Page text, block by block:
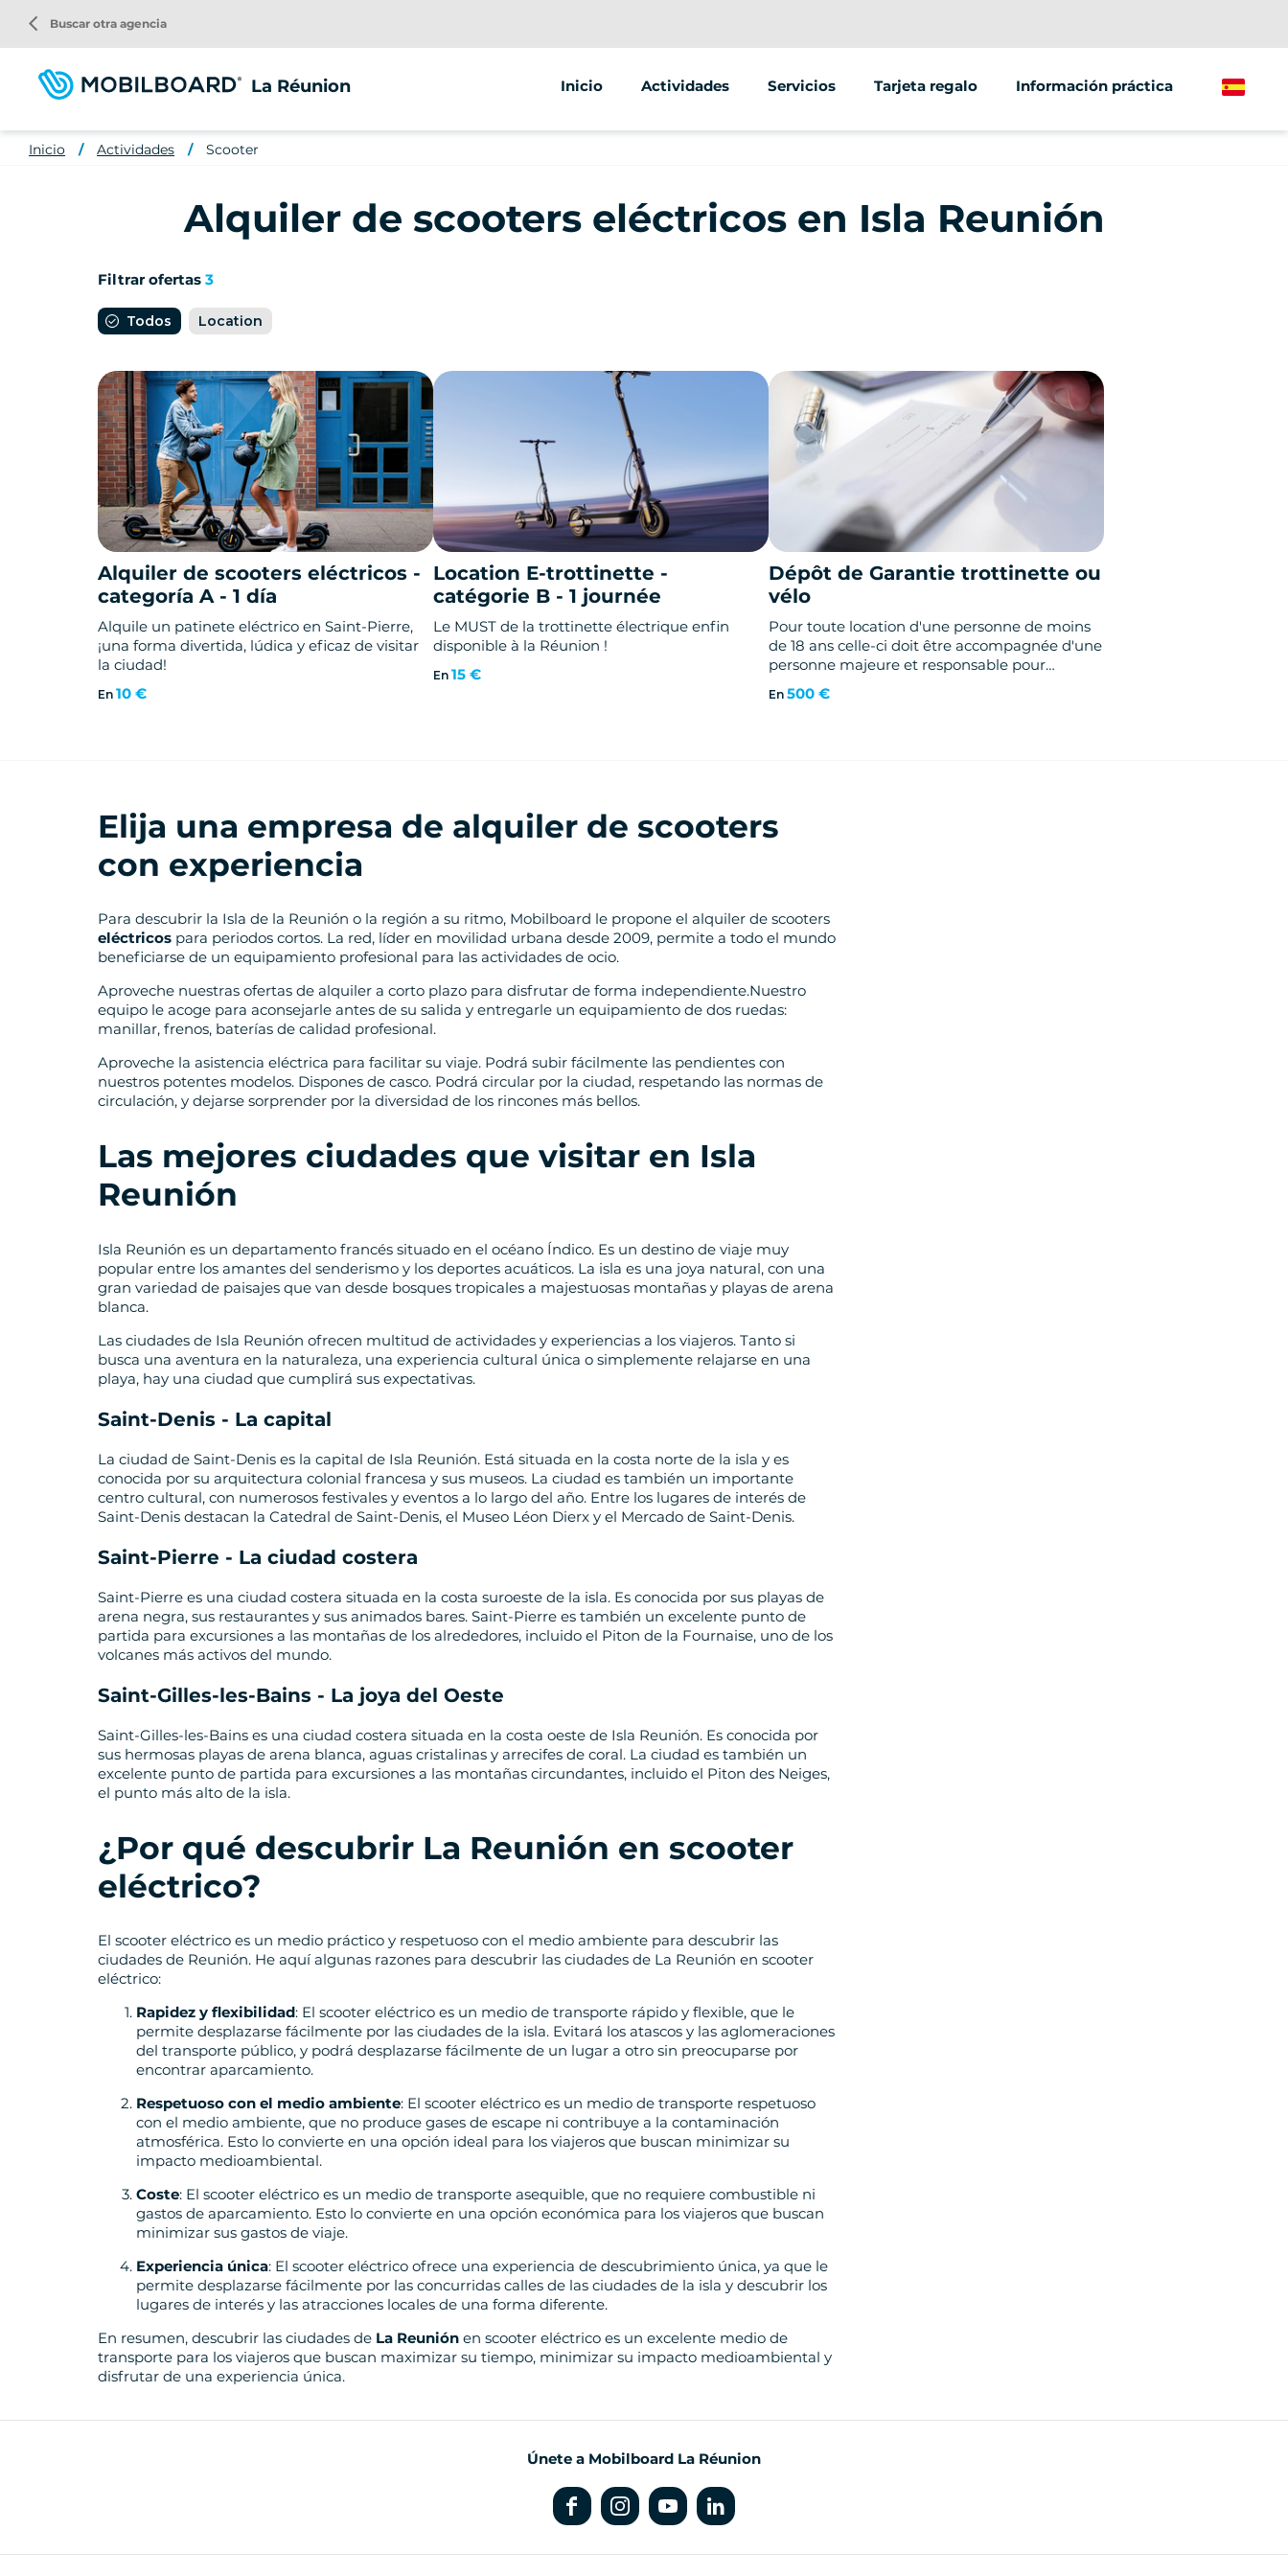
contenido
principal
La Réunion Inicio Actividades
Segway
Bicicleta
Servicios
Animaciones/grupos
Venta de vehículos
Tarjeta regalo Información práctica
arrow_back_ios Buscar otra agencia
Spanish
Inicio Actividades Scooter
Alquiler de scooters eléctricos en Isla Reunión
Filtrar ofertas 3
Todos Location
Alquiler de scooters eléctricos -
categoría A - 1 día
Alquile un patinete eléctrico en Saint-Pierre,
¡una forma divertida, lúdica y eficaz de visitar
la ciudad!
En 10 €
Location E-trottinette -
catégorie B - 1 journée
Le MUST de la trottinette électrique enfin
disponible à la Réunion !
En 15 €
Dépôt de Garantie trottinette ou
vélo
Pour toute location d'une personne de moins
de 18 ans celle-ci doit être accompagnée d'une
personne majeure et responsable pour
effectuer la signature du contrat de location.
Age minimum obligatoire pour la conduite en
En 500 €
Elija una empresa de alquiler de scooters
con experiencia
Para descubrir la Isla de la Reunión o la región a su ritmo, Mobilboard le propone el alquiler de scooters
eléctricos para periodos cortos. La red, líder en movilidad urbana desde 2009, permite a todo el mundo
beneficiarse de un equipamiento profesional para las actividades de ocio.
Aproveche nuestras ofertas de alquiler a corto plazo para disfrutar de forma independiente.Nuestro
equipo le acoge para aconsejarle antes de su salida y entregarle un equipamiento de dos ruedas:
manillar, frenos, baterías de calidad profesional.
Aproveche la asistencia eléctrica para facilitar su viaje. Podrá subir fácilmente las pendientes con
nuestros potentes modelos. Dispones de casco. Podrá circular por la ciudad, respetando las normas de
circulación, y dejarse sorprender por la diversidad de los rincones más bellos.
Las mejores ciudades que visitar en Isla
Reunión
Isla Reunión es un departamento francés situado en el océano Índico. Es un destino de viaje muy
popular entre los amantes del senderismo y los deportes acuáticos. La isla es una joya natural, con una
gran variedad de paisajes que van desde bosques tropicales a majestuosas montañas y playas de arena
blanca.
Las ciudades de Isla Reunión ofrecen multitud de actividades y experiencias a los viajeros. Tanto si
busca una aventura en la naturaleza, una experiencia cultural única o simplemente relajarse en una
playa, hay una ciudad que cumplirá sus expectativas.
Saint-Denis - La capital
La ciudad de Saint-Denis es la capital de Isla Reunión. Está situada en la costa norte de la isla y es
conocida por su arquitectura colonial francesa y sus museos. La ciudad es también un importante
centro cultural, con numerosos festivales y eventos a lo largo del año. Entre los lugares de interés de
Saint-Denis destacan la Catedral de Saint-Denis, el Museo Léon Dierx y el Mercado de Saint-Denis.
Saint-Pierre - La ciudad costera
Saint-Pierre es una ciudad costera situada en la costa suroeste de la isla. Es conocida por sus playas de
arena negra, sus restaurantes y sus animados bares. Saint-Pierre es también un excelente punto de
partida para excursiones a las montañas de los alrededores, incluido el Piton de la Fournaise, uno de los
volcanes más activos del mundo.
Saint-Gilles-les-Bains - La joya del Oeste
Saint-Gilles-les-Bains es una ciudad costera situada en la costa oeste de Isla Reunión. Es conocida por
sus hermosas playas de arena blanca, aguas cristalinas y arrecifes de coral. La ciudad es también un
excelente punto de partida para excursiones a las montañas circundantes, incluido el Piton des Neiges,
el punto más alto de la isla.
¿Por qué descubrir La Reunión en scooter
eléctrico?
El scooter eléctrico es un medio práctico y respetuoso con el medio ambiente para descubrir las
ciudades de Reunión. He aquí algunas razones para descubrir las ciudades de La Reunión en scooter
eléctrico:
Rapidez y flexibilidad: El scooter eléctrico es un medio de transporte rápido y flexible, que le
permite desplazarse fácilmente por las ciudades de la isla. Evitará los atascos y las aglomeraciones
del transporte público, y podrá desplazarse fácilmente de un lugar a otro sin preocuparse por
encontrar aparcamiento.
Respetuoso con el medio ambiente: El scooter eléctrico es un medio de transporte respetuoso
con el medio ambiente, que no produce gases de escape ni contribuye a la contaminación
atmosférica. Esto lo convierte en una opción ideal para los viajeros que buscan minimizar su
impacto medioambiental.
Coste: El scooter eléctrico es un medio de transporte asequible, que no requiere combustible ni
gastos de aparcamiento. Esto lo convierte en una opción económica para los viajeros que buscan
minimizar sus gastos de viaje.
Experiencia única: El scooter eléctrico ofrece una experiencia de descubrimiento única, ya que le
permite desplazarse fácilmente por las concurridas calles de las ciudades de la isla y descubrir los
lugares de interés y las atracciones locales de una forma diferente.
En resumen, descubrir las ciudades de La Reunión en scooter eléctrico es un excelente medio de
transporte para los viajeros que buscan maximizar su tiempo, minimizar su impacto medioambiental y
disfrutar de una experiencia única.
Únete a Mobilboard La Réunion